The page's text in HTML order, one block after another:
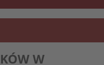
U-21
W